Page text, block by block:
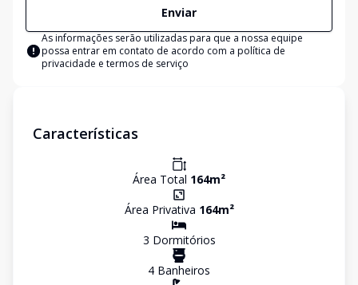
Enviar
As informações serão utilizadas para que a nossa equipe
possa entrar em contato de acordo com a política de
privacidade e termos de serviço
Características
Área Total 164m²
Área Privativa 164m²
3 Dormitórios
4 Banheiros